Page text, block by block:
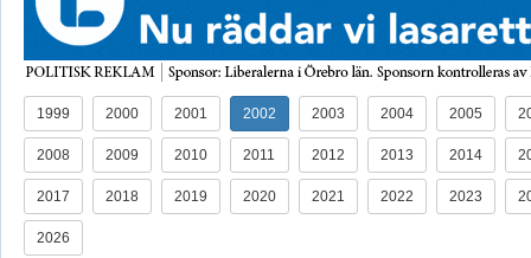
1999 2000 2001 2002 2003 2004 2005
2008 2009 2010 2011 2012 2013 2014
2017 2018 2019 2020 2021 2022 2023
2026